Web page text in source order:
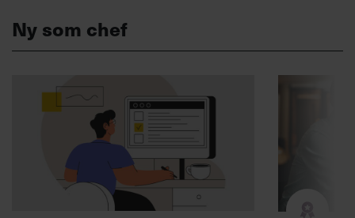
Ny som chef